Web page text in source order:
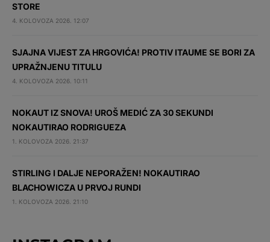
STORE
4. KOLOVOZA 2026. 12:07
SJAJNA VIJEST ZA HRGOVIĆA! PROTIV ITAUME SE BORI ZA
UPRAŽNJENU TITULU
4. KOLOVOZA 2026. 10:11
NOKAUT IZ SNOVA! UROŠ MEDIĆ ZA 30 SEKUNDI
NOKAUTIRAO RODRIGUEZA
1. KOLOVOZA 2026. 21:37
STIRLING I DALJE NEPORAŽEN! NOKAUTIRAO
BLACHOWICZA U PRVOJ RUNDI
1. KOLOVOZA 2026. 21:10